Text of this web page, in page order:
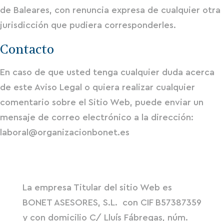
de Baleares, con renuncia expresa de cualquier otra
jurisdicción que pudiera corresponderles.
Contacto
En caso de que usted tenga cualquier duda acerca
de este Aviso Legal o quiera realizar cualquier
comentario sobre el Sitio Web, puede enviar un
mensaje de correo electrónico a la dirección:
laboral@organizacionbonet.es
La empresa Titular del sitio Web es
BONET ASESORES, S.L. con CIF B57387359
y con domicilio C/ Lluís Fábregas, núm.